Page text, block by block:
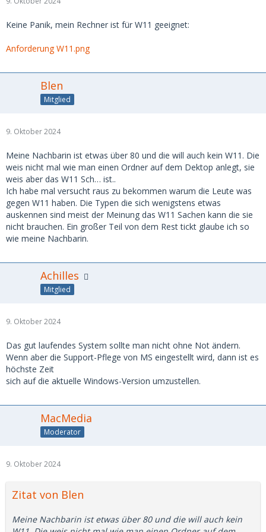
Keine Panik, mein Rechner ist für W11 geeignet:
Anforderung W11.png
Blen
Mitglied
9. Oktober 2024
Meine Nachbarin ist etwas über 80 und die will auch kein W11. Die
weis nicht mal wie man einen Ordner auf dem Dektop anlegt, sie
weis aber das W11 Sch… ist..
Ich habe mal versucht raus zu bekommen warum die Leute was
gegen W11 haben. Die Typen die sich wenigstens etwas
auskennen sind meist der Meinung das W11 Sachen kann die sie
nicht brauchen. Ein großer Teil von dem Rest tickt glaube ich so
wie meine Nachbarin.
Achilles
Mitglied
9. Oktober 2024
Das gut laufendes System sollte man nicht ohne Not ändern.
Wenn aber die Support-Pflege von MS eingestellt wird, dann ist es
höchste Zeit
sich auf die aktuelle Windows-Version umzustellen.
MacMedia
Moderator
9. Oktober 2024
Zitat von Blen
Meine Nachbarin ist etwas über 80 und die will auch kein